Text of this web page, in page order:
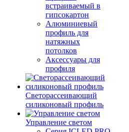
встраиваемый в
гипсокартон
Алюминиевый
профиль для
натяжных
потолков
Аксессуары для
профиля
Светорассеивающий
силиконовый профиль
Управление светом